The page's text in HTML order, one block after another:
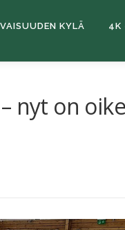
KYLÄ 4K
nyt on